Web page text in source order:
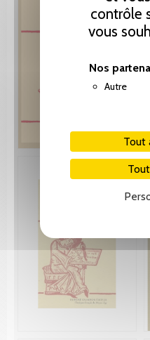
contrôle
vous
Nos
Autre
Tout